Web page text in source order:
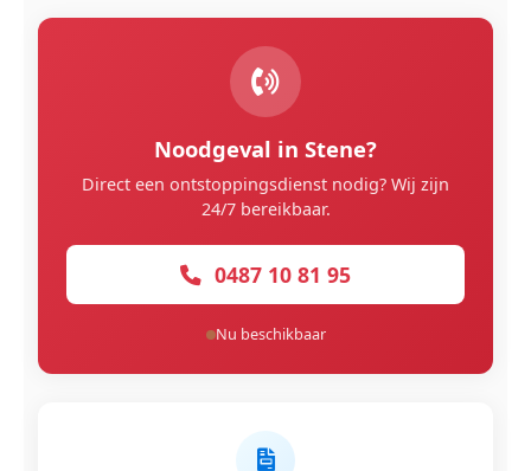
Noodgeval in Stene?
Direct een ontstoppingsdienst nodig? Wij zijn
24/7 bereikbaar.
0487 10 81 95
Nu beschikbaar